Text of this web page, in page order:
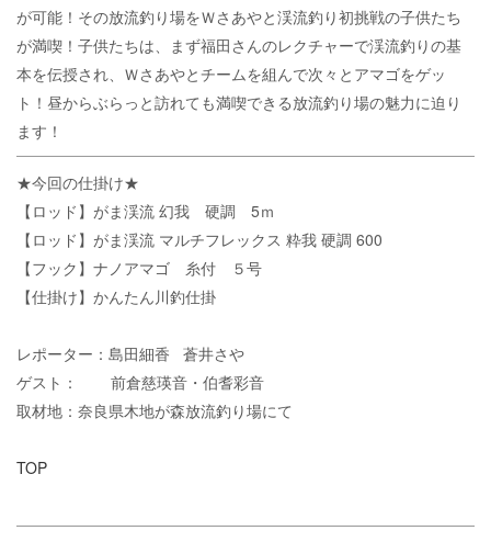
が可能！その放流釣り場をＷさあやと渓流釣り初挑戦の子供たち
が満喫！子供たちは、まず福田さんのレクチャーで渓流釣りの基
本を伝授され、Ｗさあやとチームを組んで次々とアマゴをゲッ
ト！昼からぶらっと訪れても満喫できる放流釣り場の魅力に迫り
ます！
★今回の仕掛け★
【ロッド】がま渓流 幻我 硬調 5ｍ
【ロッド】がま渓流 マルチフレックス 粋我 硬調 600
【フック】ナノアマゴ 糸付 ５号
【仕掛け】かんたん川釣仕掛
レポーター：島田細香 蒼井さや
ゲスト： 前倉慈瑛音・伯耆彩音
取材地：奈良県木地が森放流釣り場にて
TOP